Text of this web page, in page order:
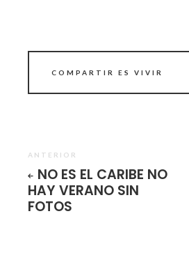
COMPARTIR ES VIVIR
ANTERIOR
NO ES EL CARIBE NO
HAY VERANO SIN
FOTOS